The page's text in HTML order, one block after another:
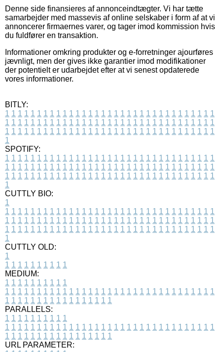
Denne side finansieres af annonceindtægter. Vi har tætte
samarbejder med massevis af online selskaber i form af at vi
annoncerer firmaernes varer, og tager imod kommission hvis
du fuldfører en transaktion.
Informationer omkring produkter og e-forretninger ajourføres
jævnligt, men der gives ikke garantier imod modifikationer
der potentielt er udarbejdet efter at vi senest opdaterede
vores informationer.
BITLY:
1 1 1 1 1 1 1 1 1 1 1 1 1 1 1 1 1 1 1 1 1 1 1 1 1 1 1 1 1 1 1 1 1
1 1 1 1 1 1 1 1 1 1 1 1 1 1 1 1 1 1 1 1 1 1 1 1 1 1 1 1 1 1 1 1 1
1 1 1 1 1 1 1 1 1 1 1 1 1 1 1 1 1 1 1 1 1 1 1 1 1 1 1 1 1 1 1 1 1
1
SPOTIFY:
1 1 1 1 1 1 1 1 1 1 1 1 1 1 1 1 1 1 1 1 1 1 1 1 1 1 1 1 1 1 1 1 1
1 1 1 1 1 1 1 1 1 1 1 1 1 1 1 1 1 1 1 1 1 1 1 1 1 1 1 1 1 1 1 1 1
1 1 1 1 1 1 1 1 1 1 1 1 1 1 1 1 1 1 1 1 1 1 1 1 1 1 1 1 1 1 1 1 1
1
CUTTLY BIO:
1
1 1 1 1 1 1 1 1 1 1 1 1 1 1 1 1 1 1 1 1 1 1 1 1 1 1 1 1 1 1 1 1 1
1 1 1 1 1 1 1 1 1 1 1 1 1 1 1 1 1 1 1 1 1 1 1 1 1 1 1 1 1 1 1 1 1
1 1 1 1 1 1 1 1 1 1 1 1 1 1 1 1 1 1 1 1 1 1 1 1 1 1 1 1 1 1 1 1 1
1
CUTTLY OLD:
1
1 1 1 1 1 1 1 1 1 1
MEDIUM:
1 1 1 1 1 1 1 1 1 1
1 1 1 1 1 1 1 1 1 1 1 1 1 1 1 1 1 1 1 1 1 1 1 1 1 1 1 1 1 1 1 1 1
1 1 1 1 1 1 1 1 1 1 1 1 1 1 1 1 1
PARALLELS:
1 1 1 1 1 1 1 1 1 1
1 1 1 1 1 1 1 1 1 1 1 1 1 1 1 1 1 1 1 1 1 1 1 1 1 1 1 1 1 1 1 1 1
1 1 1 1 1 1 1 1 1 1 1 1 1 1 1 1 1
URL PARAMETER: